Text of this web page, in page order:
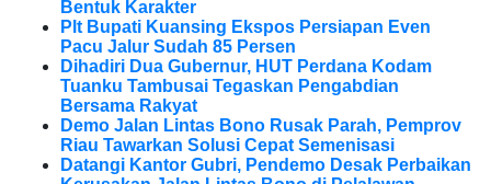
Bentuk Karakter
Plt Bupati Kuansing Ekspos Persiapan Even
Pacu Jalur Sudah 85 Persen
Dihadiri Dua Gubernur, HUT Perdana Kodam
Tuanku Tambusai Tegaskan Pengabdian
Bersama Rakyat
Demo Jalan Lintas Bono Rusak Parah, Pemprov
Riau Tawarkan Solusi Cepat Semenisasi
Datangi Kantor Gubri, Pendemo Desak Perbaikan